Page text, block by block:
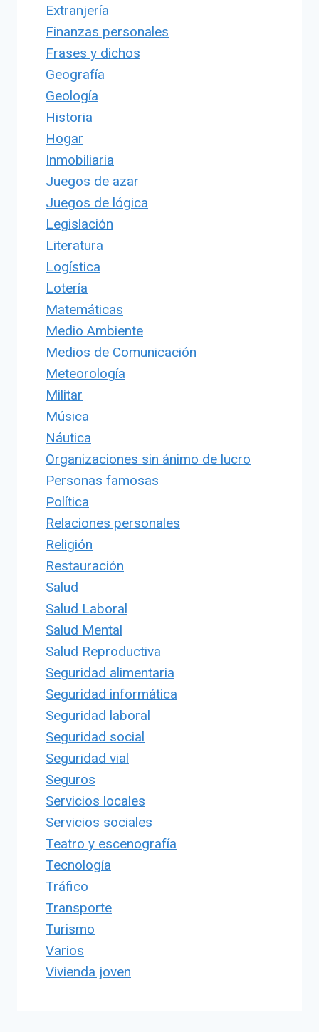
Extranjería
Finanzas personales
Frases y dichos
Geografía
Geología
Historia
Hogar
Inmobiliaria
Juegos de azar
Juegos de lógica
Legislación
Literatura
Logística
Lotería
Matemáticas
Medio Ambiente
Medios de Comunicación
Meteorología
Militar
Música
Náutica
Organizaciones sin ánimo de lucro
Personas famosas
Política
Relaciones personales
Religión
Restauración
Salud
Salud Laboral
Salud Mental
Salud Reproductiva
Seguridad alimentaria
Seguridad informática
Seguridad laboral
Seguridad social
Seguridad vial
Seguros
Servicios locales
Servicios sociales
Teatro y escenografía
Tecnología
Tráfico
Transporte
Turismo
Varios
Vivienda joven